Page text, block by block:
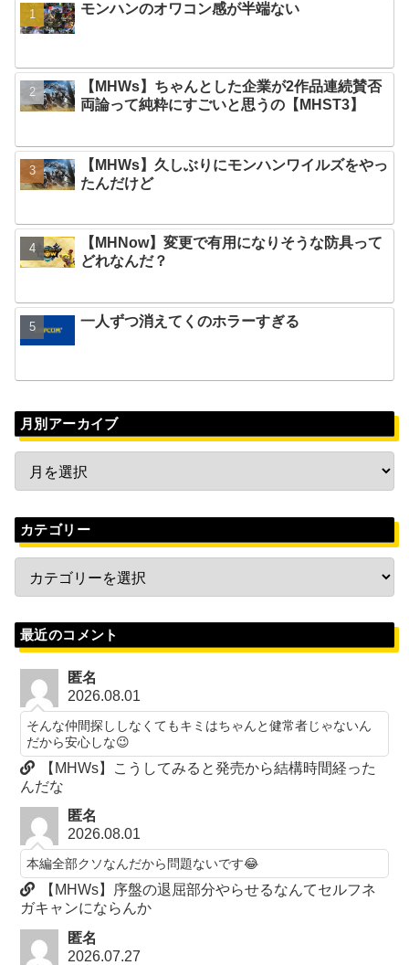
モンハンのオワコン感が半端ない
【MHWs】ちゃんとした企業が2作品連続賛否
両論って純粋にすごいと思うの【MHST3】
【MHWs】久しぶりにモンハンワイルズをやっ
たんだけど
【MHNow】変更で有用になりそうな防具って
どれなんだ？
一人ずつ消えてくのホラーすぎる
月別アーカイブ
カテゴリー
最近のコメント
匿名
2026.08.01
そんな仲間探ししなくてもキミはちゃんと健常者じゃないん
だから安心しな😉
【MHWs】こうしてみると発売から結構時間経った
んだな
匿名
2026.08.01
本編全部クソなんだから問題ないです😂
【MHWs】序盤の退屈部分やらせるなんてセルフネ
ガキャンにならんか
匿名
2026.07.27